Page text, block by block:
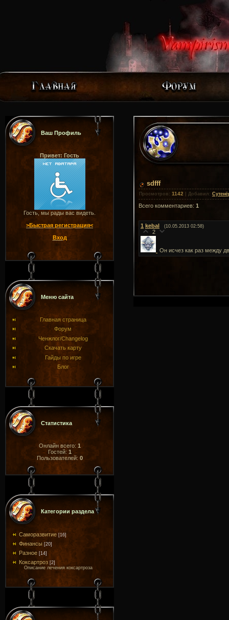
Ваш Профиль
Привет: Гость
Гость, мы рады вас видеть.
>Быстрая регистрация<
Вход
Меню сайта
Главная страница
Форум
Ченжлог/Changelog
Скачать карту
Гайды по игре
Блог
Статистика
Онлайн всего: 1
Гостей: 1
Пользователей: 0
Категории раздела
Саморазвитие [16]
Финансы [20]
Разное [14]
Коксартроз [2]
Описание лечения коксартроза
sdfff
Просмотров : 1142 Добавил :
Всего комментариев: 1
1 kebal (10.05.2013 02:58)
2
Он исчез как раз между